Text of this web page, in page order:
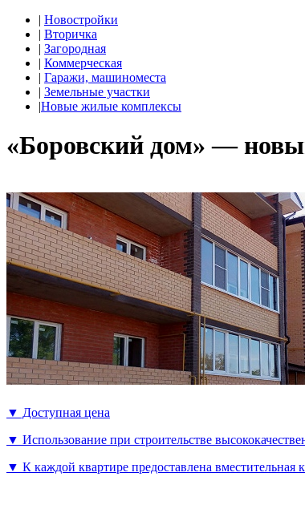
| Новостройки
| Вторичка
| Загородная
| Коммерческая
| Гаражи, машиноместа
| Земельные участки
|Новые жилые комплексы
«Боровский дом» —
▼ Доступная цена
▼ Использование при строительстве
▼ К каждой квартире предоставлена вместительная